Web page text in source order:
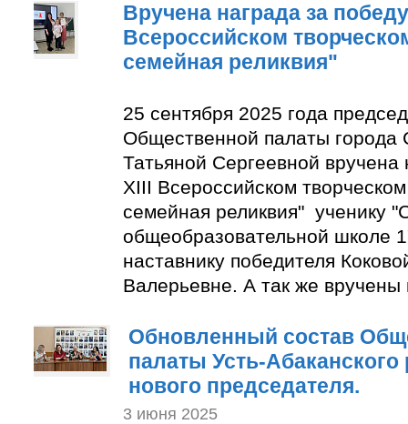
Вручена награда за
Всероссийском
семейная реликвия"
25 сентября 2025 года
Общественной палаты города
Татьяной Сергеевной вручена
XIII Всероссийском
семейная реликвия" ученику
общеобразовательной школе
наставнику победителя
Валерьевне. А так же вручены
Обновленный состав
палаты Усть-
нового председателя.
3 июня 2025